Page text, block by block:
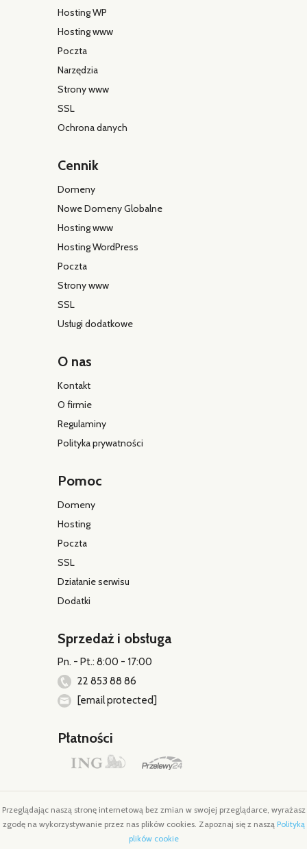
Hosting WP
Hosting www
Poczta
Narzędzia
Strony www
SSL
Ochrona danych
Cennik
Domeny
Nowe Domeny Globalne
Hosting www
Hosting WordPress
Poczta
Strony www
SSL
Usługi dodatkowe
O nas
Kontakt
O firmie
Regulaminy
Polityka prywatności
Pomoc
Domeny
Hosting
Poczta
SSL
Działanie serwisu
Dodatki
Sprzedaż i obsługa
Pn. - Pt.: 8:00 - 17:00
22 853 88 86
[email protected]
Płatności
Przeglądając naszą stronę internetową bez zmian w swojej przeglądarce, wyrażasz
zgodę na wykorzystywanie przez nas plików cookies. Zapoznaj się z naszą Polityką
plików cookie